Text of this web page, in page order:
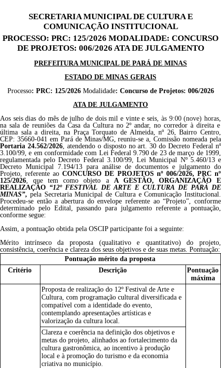
SECRETARIA MUNICIPAL DE CULTURA E
COMUNICAÇÃO INSTITUCIONAL
PROCESSO: PRC: 125/2026 MODALIDADE: CONCURSO
DE PROJETOS: 006/2026 ATA DE JULGAMENTO
PREFEITURA MUNICIPAL DE PARÁ DE MINAS
ESTADO DE MINAS GERAIS
Processo: PRC: 125/2026 Modalidade: Concurso de Projetos: 006/2026
ATA DE JULGAMENTO
Aos seis dias do mês de julho de dois mil e vinte e seis, às 9:00 (nove) horas,
na sala de reuniões da Casa da Cultura no 2º andar, no corredor à direita e
última sala a direita, na Praça Torquato de Almeida, nº 26, Bairro Centro,
CEP: 35660-041 em Pará de Minas/MG, reuniu-se a, Comissão nomeada pela
Portaria 24.562/2026, atendendo o disposto no art. 30 do Decreto Federal nº
3.100/99, e em conformidade com Lei Federal 9.790 de 23 de março de 1999,
regulamentada pelo Decreto Federal 3.100/99, Lei Municipal Nº 5.460/13 e
Decreto Municipal 7.194/13 para análise de documentos e julgamento do
Projeto, referente aoCONCURSO DE PROJETOS nº 006/2026, PRC nº
125/2026, que tem como objeto a A GESTÃO, ORGANIZAÇÃO E
REALIZAÇÃO “12º FESTIVAL DE ARTE E CULTURA DE PARÁ DE
MINAS”, pela Secretaria Municipal de Cultura e Comunicação Institucional.
Procedeu-se então a abertura do envelope referente ao “Projeto”, conforme
determinado pelo Edital, passando para julgamento referente a pontuação,
conforme segue:
Assim, a pontuação obtida pela OSCIP participante foi a seguinte:
Mérito intrínseco da proposta (qualitativo e quantitativo) do projeto,
consistência, coerência e clareza dos seus objetivos e de suas metas. Pontuação:
Pontuação mérito da proposta
Critério
Descrição
Pontuação
máxima
Proposta de realização do 12º Festival de Arte e
Cultura, com programação cultural diversificada e
compatível com a identidade do evento,
contemplando apresentações artísticas e
valorização da cultura local.
Clareza e coerência na definição dos objetivos e
metas do projeto, alinhados ao fortalecimento da
cultura gastronômica, ao incentivo à produção
local e à promoção do turismo e da economia
criativa no município.